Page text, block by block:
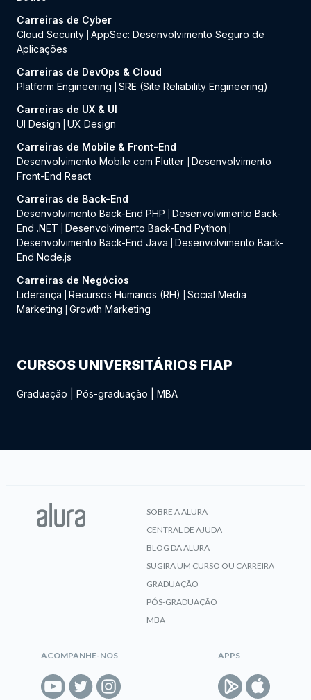
Carreiras de Cyber
Cloud Security AppSec: Desenvolvimento Seguro de
Aplicações
Carreiras de DevOps & Cloud
Platform Engineering
SRE (Site Reliability Engineering)
Carreiras de UX & UI
UI Design
UX Design
Carreiras de Mobile & Front-End
Desenvolvimento Mobile com Flutter
Desenvolvimento
Front-End React
Carreiras de Back-End
Desenvolvimento Back-End PHP
Desenvolvimento Back-
End .NET
Desenvolvimento Back-End Python
Desenvolvimento Back-End Java
Desenvolvimento Back-
End Node.js
Carreiras de Negócios
Liderança
Recursos Humanos (RH)
Social Media
Marketing
Growth Marketing
CURSOS UNIVERSITÁRIOS FIAP
Graduação Pós-graduação MBA
SOBRE A ALURA
CENTRAL DE AJUDA
BLOG DA ALURA
SUGIRA UM CURSO OU CARREIRA
GRADUAÇÃO
PÓS-GRADUAÇÃO
MBA
ACOMPANHE-NOS APPS